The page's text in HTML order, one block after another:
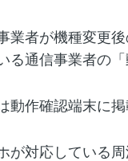
業者が機種変更
る通信事業者の
動作確認端末に
が対応している